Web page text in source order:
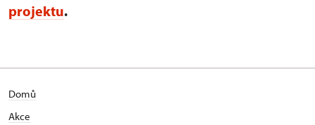
projektu.
Domů
Akce